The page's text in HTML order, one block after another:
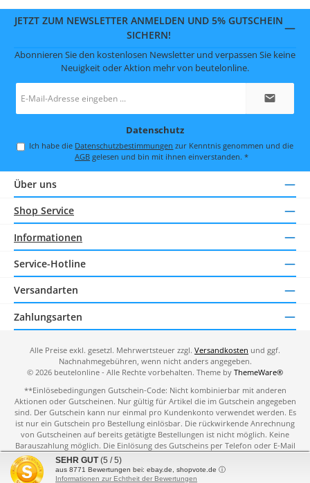
JETZT ZUM NEWSLETTER ANMELDEN UND 5% GUTSCHEIN
SICHERN!
Abonnieren Sie den kostenlosen Newsletter und verpassen Sie keine
Neuigkeit oder Aktion mehr von beutelonline.
Mail-
Adresse
Datenschutz
Ich habe die Datenschutzbestimmungen
AGB gelesen und bin mit ihnen einverstanden.*
Über uns
Shop Service
Informationen
Service-Hotline
Versandarten
Zahlungsarten
Alle Preise exkl. gesetzl. Mehrwertsteuer zzgl. Versandkosten und ggf.
Nachnahmegebühren, wenn nicht anders angegeben.
© 2026 beutelonline - Alle Rechte vorbehalten. Theme by ThemeWare®
**Einlösebedingungen Gutschein-Code: Nicht kombinierbar mit anderen
Aktionen oder Gutscheinen. Nur gültig für Artikel die im Gutschein angegeben
sind. Der Gutschein kann nur einmal pro Kundenkonto verwendet werden. Es
ist nur ein Gutschein pro Bestellung einlösbar. Die rückwirkende Anrechnung
von Gutscheinen auf bereits getätigte Bestellungen ist nicht möglich. Keine
Barauszahlung möglich. Die Einlösung des Gutscheins per Telefon oder E-Mail
ist nicht möglich. Einlösezeitraum siehe Gutschein.
SEHR GUT (5 / 5)
aus 8771 Bewertungen bei: ebay.de, shopvote.de ⓘ
Informationen zur Echtheit der Bewertungen